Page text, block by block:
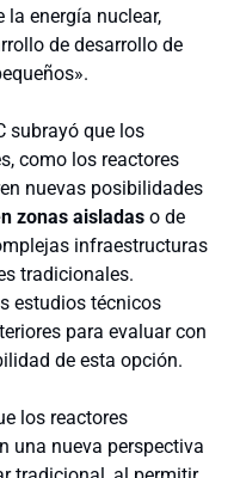
la energía nuclear,
de desarrollo de
subrayó que los
como los reactores
nuevas posibilidades
zonas aisladas o de
infraestructuras
tradicionales.
estudios técnicos
para evaluar con
de esta opción.
los reactores
una nueva perspectiva